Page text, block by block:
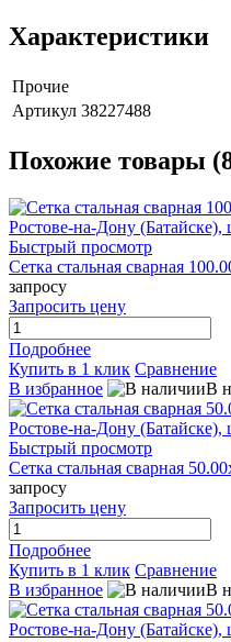
Характеристики
Прочие
Артикул 38227488
Похожие товары
Быстрый просмотр
Сетка стальная сварная
запросу
Запросить цену
Подробнее
Купить в 1 клик Сравнение
В избранное
В
Быстрый просмотр
Сетка стальная сварная
запросу
Запросить цену
Подробнее
Купить в 1 клик Сравнение
В избранное
В